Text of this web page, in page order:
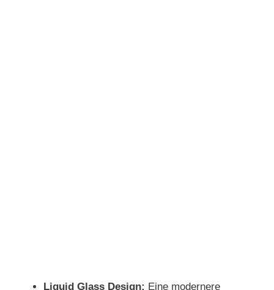
Liquid Glass Design: Eine modernere